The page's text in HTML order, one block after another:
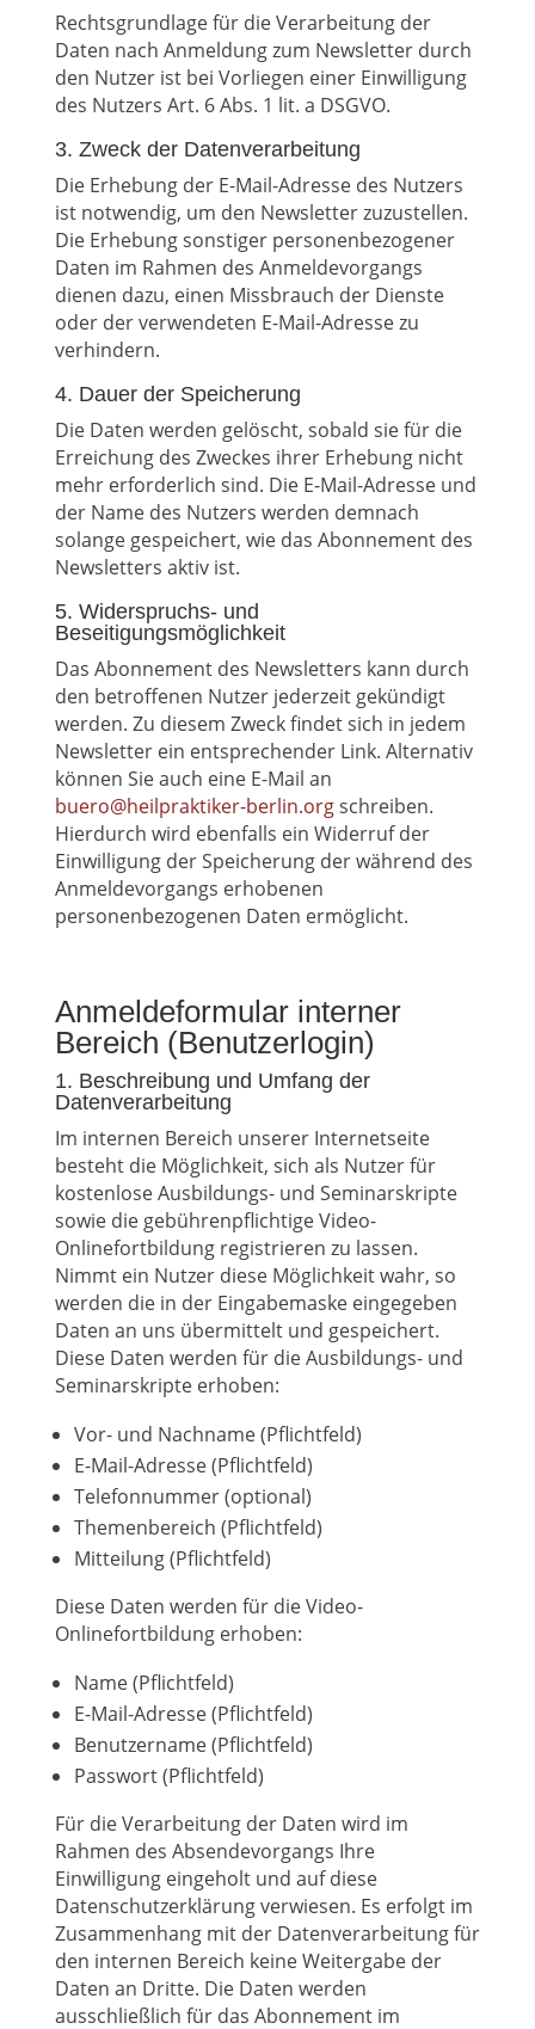
Rechtsgrundlage für die Verarbeitung der
Daten nach Anmeldung zum Newsletter durch
den Nutzer ist bei Vorliegen einer Einwilligung
des Nutzers Art. 6 Abs. 1 lit. a DSGVO.
3. Zweck der Datenverarbeitung
Die Erhebung der E-Mail-Adresse des Nutzers
ist notwendig, um den Newsletter zuzustellen.
Die Erhebung sonstiger personenbezogener
Daten im Rahmen des Anmeldevorgangs
dienen dazu, einen Missbrauch der Dienste
oder der verwendeten E-Mail-Adresse zu
verhindern.
4. Dauer der Speicherung
Die Daten werden gelöscht, sobald sie für die
Erreichung des Zweckes ihrer Erhebung nicht
mehr erforderlich sind. Die E-Mail-Adresse und
der Name des Nutzers werden demnach
solange gespeichert, wie das Abonnement des
Newsletters aktiv ist.
5. Widerspruchs- und
Beseitigungsmöglichkeit
Das Abonnement des Newsletters kann durch
den betroffenen Nutzer jederzeit gekündigt
werden. Zu diesem Zweck findet sich in jedem
Newsletter ein entsprechender Link. Alternativ
können Sie auch eine E-Mail an
buero@heilpraktiker-berlin.orgschreiben.
Hierdurch wird ebenfalls ein Widerruf der
Einwilligung der Speicherung der während des
Anmeldevorgangs erhobenen
personenbezogenen Daten ermöglicht.
Anmeldeformular interner
Bereich (Benutzerlogin)
1. Beschreibung und Umfang der
Datenverarbeitung
Im internen Bereich unserer Internetseite
besteht die Möglichkeit, sich als Nutzer für
kostenlose Ausbildungs- und Seminarskripte
sowie die gebührenpflichtige Video-
Onlinefortbildung registrieren zu lassen.
Nimmt ein Nutzer diese Möglichkeit wahr, so
werden die in der Eingabemaske eingegeben
Daten an uns übermittelt und gespeichert.
Diese Daten werden für die Ausbildungs- und
Seminarskripte erhoben:
Vor- und Nachname (Pflichtfeld)
E-Mail-Adresse (Pflichtfeld)
Telefonnummer (optional)
Themenbereich (Pflichtfeld)
Mitteilung (Pflichtfeld)
Diese Daten werden für die Video-
Onlinefortbildung erhoben:
Name (Pflichtfeld)
E-Mail-Adresse (Pflichtfeld)
Benutzername (Pflichtfeld)
Passwort (Pflichtfeld)
Für die Verarbeitung der Daten wird im
Rahmen des Absendevorgangs Ihre
Einwilligung eingeholt und auf diese
Datenschutzerklärung verwiesen. Es erfolgt im
Zusammenhang mit der Datenverarbeitung für
den internen Bereich keine Weitergabe der
Daten an Dritte. Die Daten werden
ausschließlich für das Abonnement im